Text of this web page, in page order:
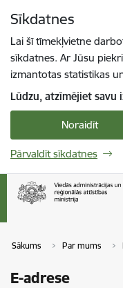
Sīkdatnes
Lai šī tīmekļvietne
sīkdatnes. Ar Jūsu
izmantotas statistikas
Lūdzu, atzīmējiet savu
Noraidīt
Pārvaldīt sīkdatnes
Sākums Par mums
E-adrese